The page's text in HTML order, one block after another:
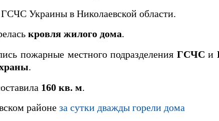
Украины в Николаевской области.
кровля жилого дома.
пожарные местного подразделения ГСЧС и
.
160 кв. м.
районе за сутки дважды горели дома